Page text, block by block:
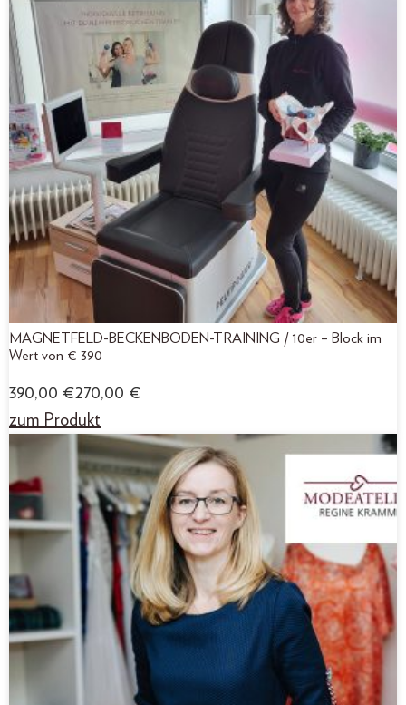
MAGNETFELD-BECKENBODEN-TRAINING / 10er – Block im
Wert von € 390
390,00 €270,00 €
zum Produkt